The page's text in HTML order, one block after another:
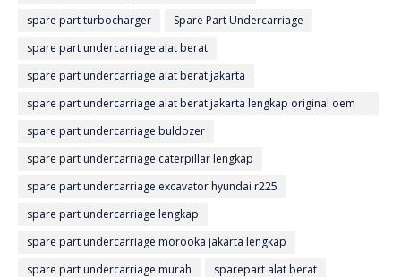
spare part turbocharger
Spare Part Undercarriage
spare part undercarriage alat berat
spare part undercarriage alat berat jakarta
spare part undercarriage alat berat jakarta lengkap original oem
aftermarket
spare part undercarriage buldozer
spare part undercarriage caterpillar lengkap
spare part undercarriage excavator hyundai r225
spare part undercarriage lengkap
spare part undercarriage morooka jakarta lengkap
spare part undercarriage murah
sparepart alat berat